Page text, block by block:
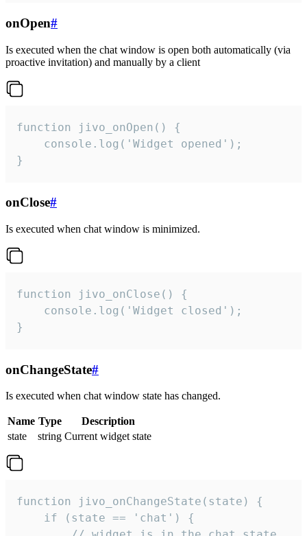
onOpen#
Is executed when the chat window is open both automatically (via
proactive invitation) and manually by a client
function jivo_onOpen() {
    console.log('Widget opened');
}
onClose#
Is executed when chat window is minimized.
function jivo_onClose() {
    console.log('Widget closed');
}
onChangeState#
Is executed when chat window state has changed.
Name Type
Description
state
string Current widget state
function jivo_onChangeState(state) {
    if (state == 'chat') {